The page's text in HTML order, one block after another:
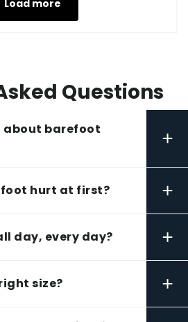
Load more
Questions
about barefoot
+
hurt at first? +
day, every day? +
size? +